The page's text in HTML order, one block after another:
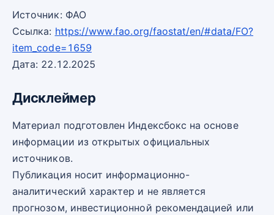
Источник: ФАО
Ссылка: https://www.fao.org/faostat/en/#data/FO?
item_code=1659
Дата: 22.12.2025
Дисклеймер
Материал подготовлен Индексбокс на основе
информации из открытых официальных
источников.
Публикация носит информационно-
аналитический характер и не является
прогнозом, инвестиционной рекомендацией или